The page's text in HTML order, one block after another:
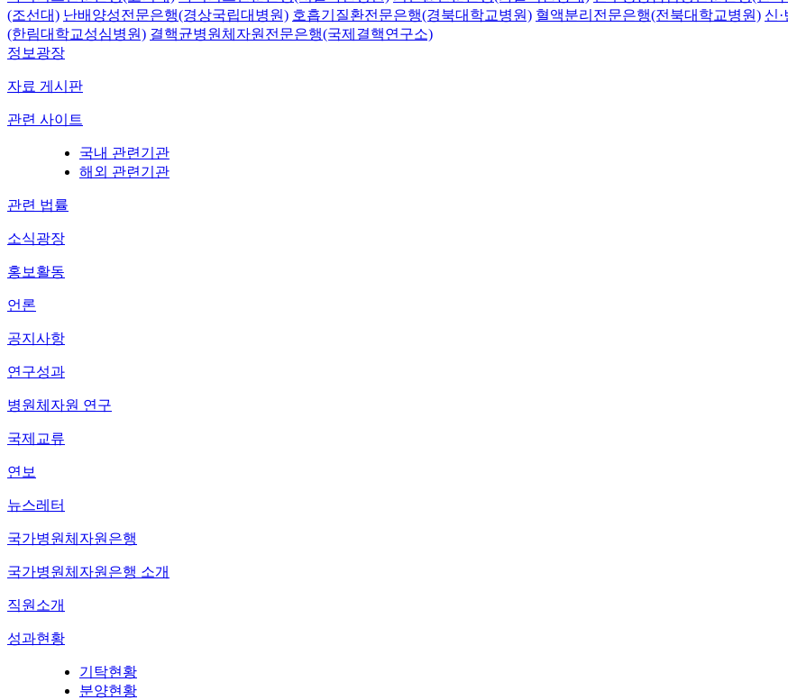
(조선대) 난배양성전문은행(경상국립대병원) 호흡기질환전문은행(경북대학교병원) 혈액분리전문은행(전북대학교병원) 신
(한림대학교성심병원) 결핵균병원체자원전문은행(국제결핵연구소)
정보광장
자료 게시판
관련 사이트
국내 관련기관
해외 관련기관
관련 법률
소식광장
홍보활동
언론
공지사항
연구성과
병원체자원 연구
국제교류
연보
뉴스레터
국가병원체자원은행
국가병원체자원은행 소개
직원소개
성과현황
기탁현황
분양현황